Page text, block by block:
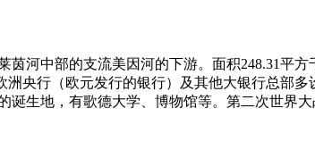
河中部的支流美因河的下游。面积248.31平
央行（欧元发行的银行）及其他大银行总部
生地，有歌德大学、博物馆等。第二次世界